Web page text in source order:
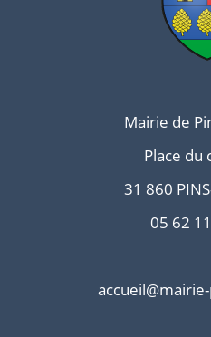
Mairie de
Place du
31 860
05 62